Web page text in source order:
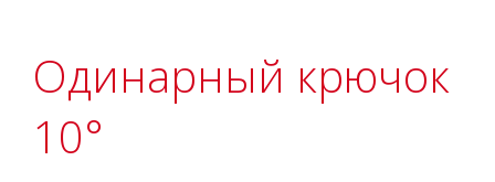
Одинарный крючок
10°